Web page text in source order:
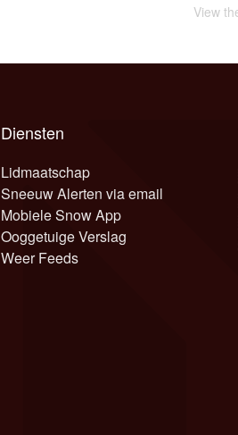
View
Diensten
Lidmaatschap
Sneeuw Alerten via email
Mobiele Snow App
Ooggetuige Verslag
Weer Feeds